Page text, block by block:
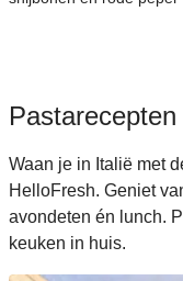
Waan je in Italië met
HelloFresh. Geniet
avondeten én lunch.
keuken in huis.